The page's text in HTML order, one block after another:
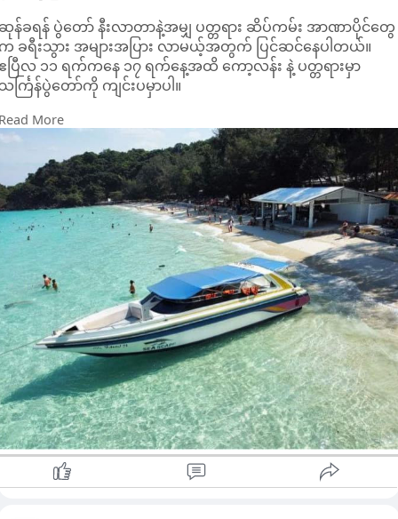
န်ခရန် ပွဲတော် နီးလာတာနဲ့အမျှ ပတ္တရား ဆိပ်ကမ်း အာဏာပိုင်တွေ
ခရီးသွား အများအပြား လာမယ့်အတွက် ပြင်ဆင်နေပါတယ်။
ပြီလ ၁၁ ရက်ကနေ ၁၇ ရက်နေ့အထိ ကော့လန်း နဲ့ ပတ္တရားမှာ
င်္ကြန်ပွဲတော်ကို ကျင်းပမှာပါ။
ာဏာပိုင်တွေက ခရီးသည် သင်္ဘော ၆၀ နဲ့ စပိဘုတ် ၇၀၀ ကို
ြင်ဆင်ထားပါတယ်။ နေ့စဉ် အနည်းဆုံး ခရီးသွား ၂၀,၀၀၀ လာ
ောက်မယ်လို့ ခန့်မှန်းထားပြီး ၇ ရက်ကြာ ပွဲတော်မှာ စုစုပေါင်း
ရီးသွား ၁၄၀,၀၀၀ ကနေ ၁၅၀,၀၀၀ လာရောက်မှာပါ။
ရီးသည် သင်္ဘော ၁ စီးမှာ လူ ၁၅၀ လိုက်ပါနိုင်ပြီး ပတ္တရားနဲ့ ကော့
န်းကို ၁ နာရီခြား ပြေးဆွဲပေးမှာ ဖြစ်ပြီး ၁ ကြိမ်မှာ သင်္ဘော ၃ စီး
နေ ၄ စီး ပြေးဆွဲပေးမှာပါ။ စပိဘုတ်တွေကိုတော့ Private Trip
တွက် ဝန်ဆောင်မှုပေးမှာပါ။
န်ခရန် ပွဲတော် ကာလမှာ ပတ္တရား ဆိပ်ကမ်း အာဏာပိုင် ဌာနဟာ
ပ်ကမ်းမှာ Public Relation Centre ထားရှိပေးထားမှာပါ။
ပ်ကမ်း ရဲ၊ ခရီးသွား ရဲနဲ့ ကယ်ဆယ်ရေး လုပ်သားတွေဟာ
ရီးသွားတွေ ဘေးကင်းစေဖို့ ဝန်ဆောင်မှုပေးမှာပါ။
: thethaiger
ဘန်ကောက်လမ်းညွှန်ကိုစိုင်း
More